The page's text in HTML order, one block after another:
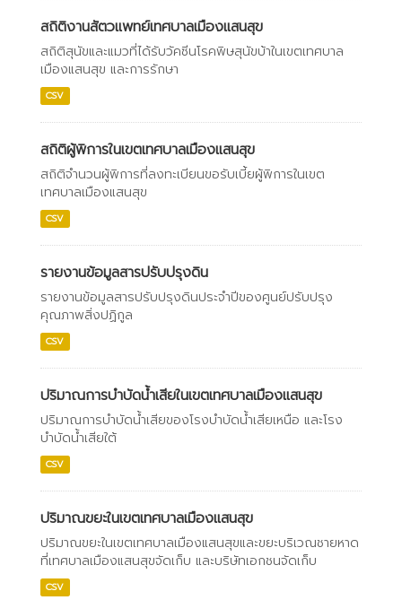
สถิติงานสัตวแพทย์เทศบาลเมืองแสนสุข
สถิติสุนัขและแมวที่ได้รับวัคซีนโรคพิษสุนัขบ้าในเขตเทศบาล
เมืองแสนสุข และการรักษา
CSV
สถิติผู้พิการในเขตเทศบาลเมืองแสนสุข
สถิติจำนวนผู้พิการที่ลงทะเบียนขอรับเบี้ยผู้พิการในเขต
เทศบาลเมืองแสนสุข
CSV
รายงานข้อมูลสารปรับปรุงดิน
รายงานข้อมูลสารปรับปรุงดินประจำปีของศูนย์ปรับปรุง
คุณภาพสิ่งปฏิกูล
CSV
ปริมาณการบำบัดน้ำเสียในเขตเทศบาลเมืองแสนสุข
ปริมาณการบำบัดน้ำเสียของโรงบำบัดน้ำเสียเหนือ และโรง
บำบัดน้ำเสียใต้
CSV
ปริมาณขยะในเขตเทศบาลเมืองแสนสุข
ปริมาณขยะในเขตเทศบาลเมืองแสนสุขและขยะบริเวณชายหาด
ที่เทศบาลเมืองแสนสุขจัดเก็บ และบริษัทเอกชนจัดเก็บ
CSV